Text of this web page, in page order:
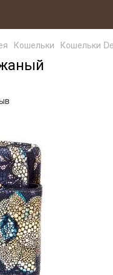
Кошельки Кошельки